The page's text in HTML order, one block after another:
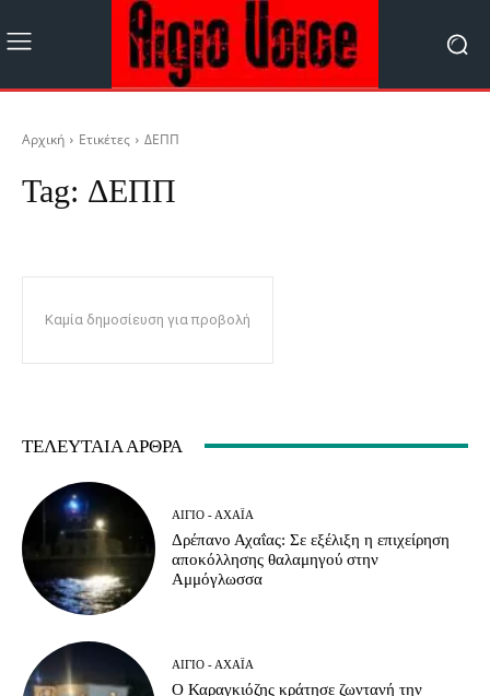
Αρχική Ετικέτες ΔΕΠΠ
Tag: ΔΕΠΠ
Καμία δημοσίευση για προβολή
ΤΕΛΕΥΤΑΊΑ ΆΡΘΡΑ
ΑΊΓΙΟ - ΑΧΑΪ́Α
Δρέπανο Αχαΐας: Σε εξέλιξη η επιχείρηση
αποκόλλησης θαλαμηγού στην
Αμμόγλωσσα
ΑΊΓΙΟ - ΑΧΑΪ́Α
Ο Καραγκιόζης κράτησε ζωντανή την